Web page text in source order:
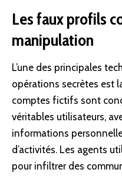
Les faux profils
manipulation
L’une des principales
opérations secrètes est
comptes fictifs sont
véritables utilisateurs,
informations
d’activités. Les agents
pour infiltrer des